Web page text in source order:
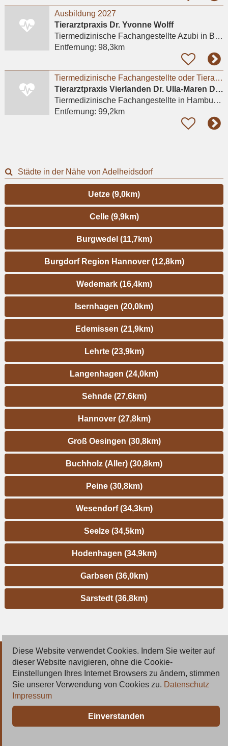
Ausbildung 2027
Tierarztpraxis Dr. Yvonne Wolff
Tiermedizinische Fachangestellte Azubi in Bremen (Stadt), Borgfeld
Entfernung: 98,3km
Tiermedizinische Fachangestellte oder Tierarzthelferin
Tierarztpraxis Vierlanden Dr. Ulla-Maren Damm
Tiermedizinische Fachangestelltein Hamburg, Bergedorf
Entfernung: 99,2km
Städte in der Nähe von Adelheidsdorf
Uetze (9,0km)
Celle (9,9km)
Burgwedel (11,7km)
Burgdorf Region Hannover (12,8km)
Wedemark (16,4km)
Isernhagen (20,0km)
Edemissen (21,9km)
Lehrte (23,9km)
Langenhagen (24,0km)
Sehnde (27,6km)
Hannover (27,8km)
Groß Oesingen (30,8km)
Buchholz (Aller) (30,8km)
Peine (30,8km)
Wesendorf (34,3km)
Seelze (34,5km)
Hodenhagen (34,9km)
Garbsen (36,0km)
Sarstedt (36,8km)
© 2026 Deutsche Jobmarkt GmbH
Inserieren
Kontakt
Diese Website verwendet Cookies. Indem Sie weiter auf
dieser Website navigieren, ohne die Cookie-
Einstellungen Ihres Internet Browsers zu ändern, stimmen
Sie unserer Verwendung von Cookies zu. Datenschutz
Impressum
Einverstanden